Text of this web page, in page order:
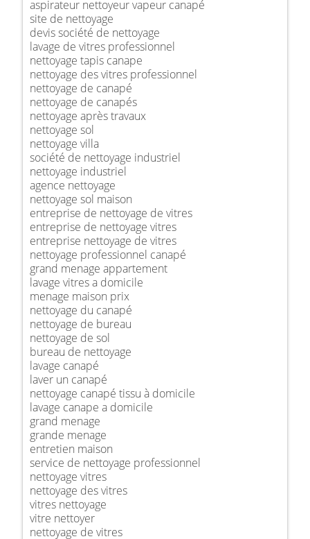
aspirateur nettoyeur vapeur canapé
site de nettoyage
devis société de nettoyage
lavage de vitres professionnel
nettoyage tapis canape
nettoyage des vitres professionnel
nettoyage de canapé
nettoyage de canapés
nettoyage après travaux
nettoyage sol
nettoyage villa
société de nettoyage industriel
nettoyage industriel
agence nettoyage
nettoyage sol maison
entreprise de nettoyage de vitres
entreprise de nettoyage vitres
entreprise nettoyage de vitres
nettoyage professionnel canapé
grand menage appartement
lavage vitres a domicile
menage maison prix
nettoyage du canapé
nettoyage de bureau
nettoyage de sol
bureau de nettoyage
lavage canapé
laver un canapé
nettoyage canapé tissu à domicile
lavage canape a domicile
grand menage
grande menage
entretien maison
service de nettoyage professionnel
nettoyage vitres
nettoyage des vitres
vitres nettoyage
vitre nettoyer
nettoyage de vitres